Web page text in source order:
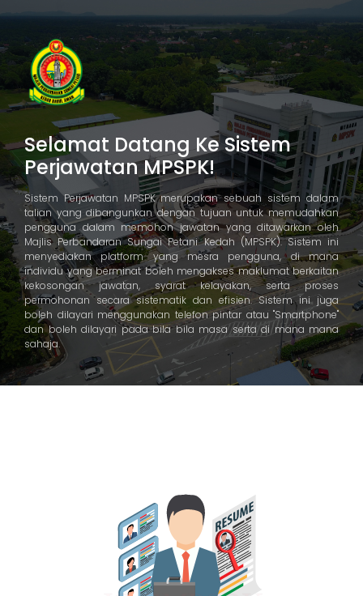
Selamat Datang Ke Sistem
Perjawatan MPSPK!
Sistem Perjawatan MPSPK merupakan sebuah sistem dalam
talian yang dibangunkan dengan tujuan untuk memudahkan
pengguna dalam memohon jawatan yang ditawarkan oleh
Majlis Perbandaran Sungai Petani Kedah (MPSPK). Sistem ini
menyediakan platform yang mesra pengguna, di mana
individu yang berminat boleh mengakses maklumat berkaitan
kekosongan jawatan, syarat kelayakan, serta proses
permohonan secara sistematik dan efisien. Sistem ini juga
boleh dilayari menggunakan telefon pintar atau "Smartphone"
dan boleh dilayari pada bila bila masa serta di mana mana
sahaja.